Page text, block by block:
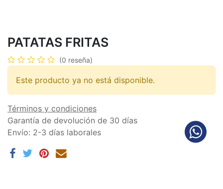
PATATAS FRITAS
(0 reseña)
Este producto ya no está disponible.
Términos y condiciones
Garantía de devolución de 30 días
Envío: 2-3 días laborales